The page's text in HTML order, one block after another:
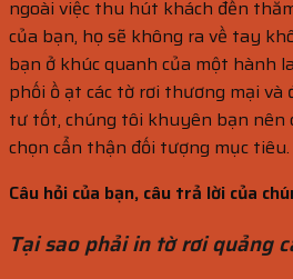
ngoài việc thu hút khách đến
của bạn, họ sẽ không ra về tay
bạn ở khúc quanh của một hành
phối ồ ạt các tờ rơi thương mại và
tư tốt, chúng tôi khuyên bạn nên
chọn cẩn thận đối tượng mục tiêu.
Câu hỏi của bạn, câu trả lời của
Tại sao phải in tờ rơi quảng